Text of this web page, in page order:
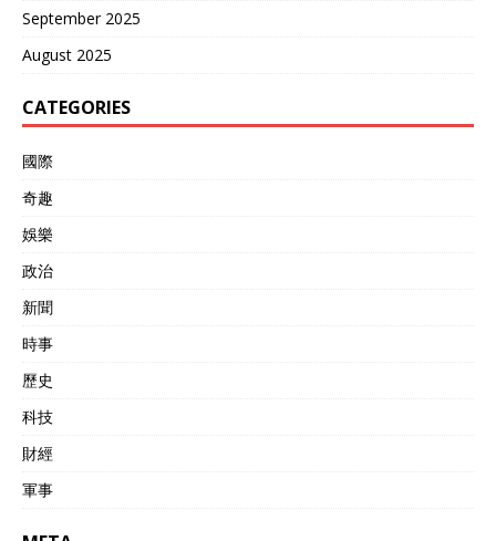
生活有了基本保障，也极大
地增强了政府的执政合法
2006年，尼亚佐夫去世，他
上台。 新总统上台后，逐步
个人崇拜痕迹，比如废除了
以尼亚佐夫家人命名的月
了中小学课堂。但国家的基
严格管控，并没有发生根本
性的改变。 这位新总统也有
术、赛车和音乐，常常在国
家电视台上展示自己的各种
才艺，塑造了一个多才多
艺、精力充沛的领导人形
什哈巴德建起了更多白色大
September 2025
August 2025
CATEGORIES
國際
奇趣
娛樂
政治
新聞
時事
歷史
科技
財經
軍事